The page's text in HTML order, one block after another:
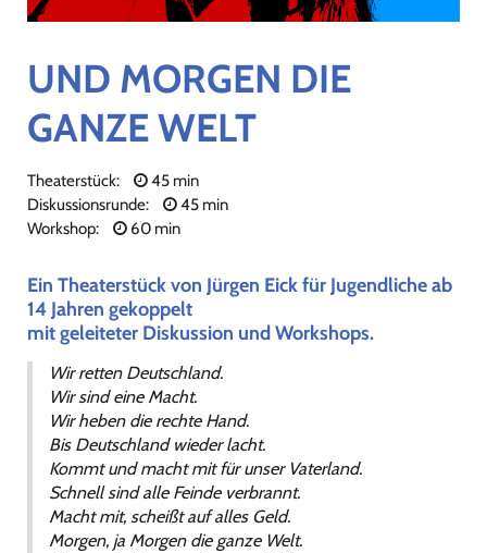
UND MORGEN DIE
GANZE WELT
Theaterstück:
45 min
Diskussionsrunde:
45 min
Workshop:
60 min
Ein Theaterstück von Jürgen Eick für Jugendliche ab
14 Jahren gekoppelt
mit geleiteter Diskussion und Workshops.
Wir retten Deutschland.
Wir sind eine Macht.
Wir heben die rechte Hand.
Bis Deutschland wieder lacht.
Kommt und macht mit für unser Vaterland.
Schnell sind alle Feinde verbrannt.
Macht mit, scheißt auf alles Geld.
Morgen, ja Morgen die ganze Welt.